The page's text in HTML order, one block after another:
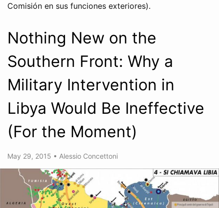
Comisión en sus funciones exteriores).
Nothing New on the
Southern Front: Why a
Military Intervention in
Libya Would Be Ineffective
(For the Moment)
May 29, 2015 • Alessio Concettoni